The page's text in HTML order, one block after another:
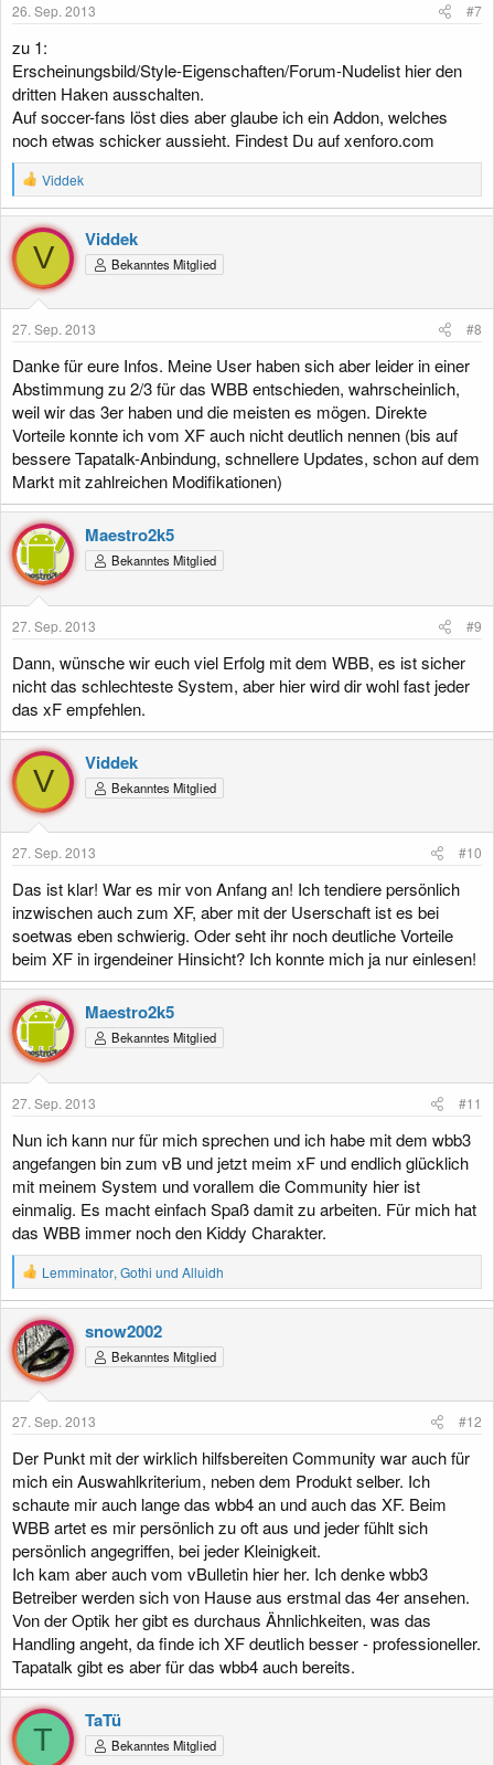
26. Sep. 2013 #7
zu 1:
Erscheinungsbild/Style-Eigenschaften/Forum-Nudelist hier den
dritten Haken ausschalten.
Auf soccer-fans löst dies aber glaube ich ein Addon, welches
noch etwas schicker aussieht. Findest Du auf xenforo.com
R
e
a
k
i
o
n
n
Viddek
V
Viddek
Bekanntes Mitglied
27. Sep. 2013 #8
Danke für eure Infos. Meine User haben sich aber leider in einer
Abstimmung zu 2/3 für das WBB entschieden, wahrscheinlich,
weil wir das 3er haben und die meisten es mögen. Direkte
Vorteile konnte ich vom XF auch nicht deutlich nennen (bis auf
bessere Tapatalk-Anbindung, schnellere Updates, schon auf dem
Markt mit zahlreichen Modifikationen)
Maestro2k5
Bekanntes Mitglied
27. Sep. 2013 #9
Dann, wünsche wir euch viel Erfolg mit dem WBB, es ist sicher
nicht das schlechteste System, aber hier wird dir wohl fast jeder
das xF empfehlen.
V
Viddek
Bekanntes Mitglied
27. Sep. 2013 #10
Das ist klar! War es mir von Anfang an! Ich tendiere persönlich
inzwischen auch zum XF, aber mit der Userschaft ist es bei
soetwas eben schwierig. Oder seht ihr noch deutliche Vorteile
beim XF in irgendeiner Hinsicht? Ich konnte mich ja nur einlesen!
Maestro2k5
Bekanntes Mitglied
27. Sep. 2013 #11
Nun ich kann nur für mich sprechen und ich habe mit dem wbb3
angefangen bin zum vB und jetzt meim xF und endlich glücklich
mit meinem System und vorallem die Community hier ist
einmalig. Es macht einfach Spaß damit zu arbeiten. Für mich hat
das WBB immer noch den Kiddy Charakter.
R
e
a
k
t
i
o
n
n
Lemminator, Gothi und Alluidh
snow2002
Bekanntes Mitglied
27. Sep. 2013 #12
Der Punkt mit der wirklich hilfsbereiten Community war auch für
mich ein Auswahlkriterium, neben dem Produkt selber. Ich
schaute mir auch lange das wbb4 an und auch das XF. Beim
WBB artet es mir persönlich zu oft aus und jeder fühlt sich
persönlich angegriffen, bei jeder Kleinigkeit.
Ich kam aber auch vom vBulletin hier her. Ich denke wbb3
Betreiber werden sich von Hause aus erstmal das 4er ansehen.
Von der Optik her gibt es durchaus Ähnlichkeiten, was das
Handling angeht, da finde ich XF deutlich besser - professioneller.
Tapatalk gibt es aber für das wbb4 auch bereits.
T
TaTü
Bekanntes Mitglied